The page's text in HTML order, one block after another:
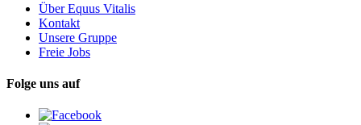
Über Equus Vitalis
Kontakt
Unsere Gruppe
Freie Jobs
Folge uns auf